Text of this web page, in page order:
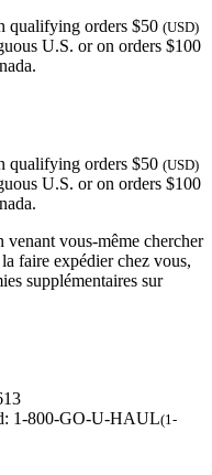
qualifying orders $50 (USD)
U.S. or on orders $100
qualifying orders $50 (USD)
U.S. or on orders $100
venant vous-même chercher
faire expédier chez vous,
supplémentaires sur
1-800-GO-U-HAUL(1-